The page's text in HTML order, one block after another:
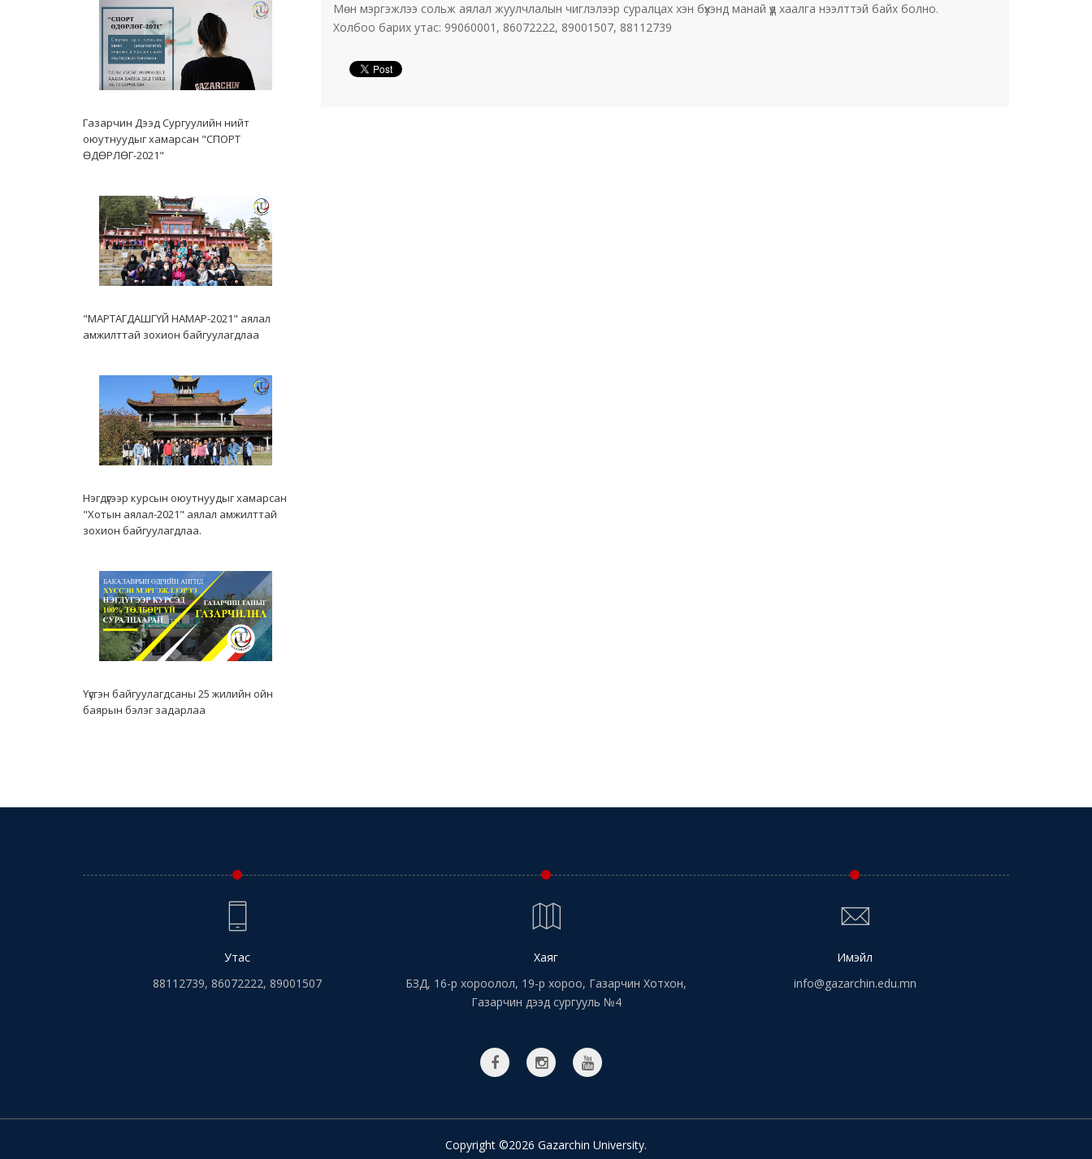
Мөн мэргэжлээ сольж аялал жуулчлалын чиглэлээр суралцах хэн бүхэнд манай үүд хаалга нээлттэй байх болно.
Холбоо барих утас: 99060001, 86072222, 89001507, 88112739
Газарчин Дээд Сургуулийн нийт
оюутнуудыг хамарсан "СПОРТ
ӨДӨРЛӨГ-2021"
"МАРТАГДАШГҮЙ НАМАР-2021" аялал
амжилттай зохион байгуулагдлаа
Нэгдүгээр курсын оюутнуудыг хамарсан
"Хотын аялал-2021" аялал амжилттай
зохион байгуулагдлаа.
Үүсгэн байгуулагдсаны 25 жилийн ойн
баярын бэлэг задарлаа
Утас
88112739, 86072222, 89001507
Хаяг
БЗД, 16-р хороолол, 19-р хороо, Газарчин Хотхон,
Газарчин дээд сургууль №4
Имэйл
info@gazarchin.edu.mn
Copyright ©2026 Gazarchin University.